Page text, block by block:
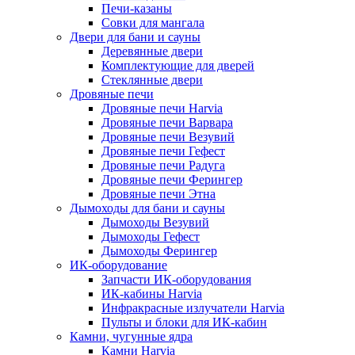
Печи-казаны
Совки для мангала
Двери для бани и сауны
Деревянные двери
Комплектующие для дверей
Стеклянные двери
Дровяные печи
Дровяные печи Harvia
Дровяные печи Варвара
Дровяные печи Везувий
Дровяные печи Гефест
Дровяные печи Радуга
Дровяные печи Ферингер
Дровяные печи Этна
Дымоходы для бани и сауны
Дымоходы Везувий
Дымоходы Гефест
Дымоходы Ферингер
ИК-оборудование
Запчасти ИК-оборудования
ИК-кабины Harvia
Инфракрасные излучатели Harvia
Пульты и блоки для ИК-кабин
Камни, чугунные ядра
Камни Harvia